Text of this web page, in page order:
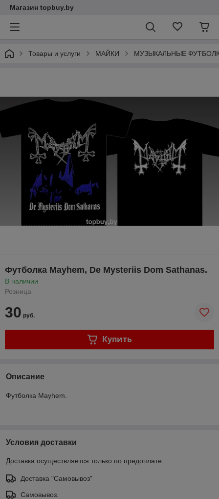
Магазин topbuy.by
Товары и услуги МАЙКИ МУЗЫКАЛЬНЫЕ
Футболка Mayhem, De Mysteriis Dom Sathanas.
В наличии
Розница
30 руб.
Купить
Описание
Футболка Mayhem.
Условия доставки
Доставка осуществляется только по предоплате.
Доставка "Самовывоз"
Самовывоз.